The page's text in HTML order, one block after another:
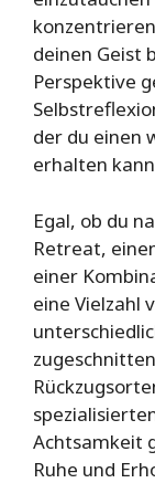
deinen Geist
Perspektive
der du einen
erhalten
Egal, ob du
Retreat,
einer
eine Vielzahl
Achtsamkeit
Ruhe und